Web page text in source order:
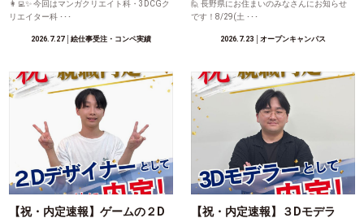
👩‍💻✨ 今回はマンガクリエイト科・3DCGク
リエイター科 ･･･
2026.7.27│絵仕事受注・コンペ実績
🙋 長野県にお住まいのみなさんにお知らせ
です！8/29(土 ･･･
2026.7.23 │オープンキャンパス
【祝・内定速報】ゲームの２D
【祝・内定速報】３Dモデラ